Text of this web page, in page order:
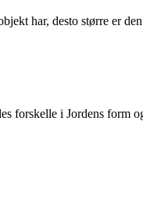
har, desto større er
forskelle i Jordens form